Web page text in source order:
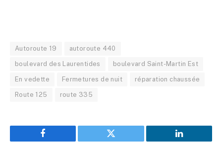
Autoroute 19 autoroute 440
boulevard des Laurentides boulevard Saint-Martin Est
En vedette Fermetures de nuit réparation chaussée
Route 125 route 335
Facebook Twitter LinkedIn